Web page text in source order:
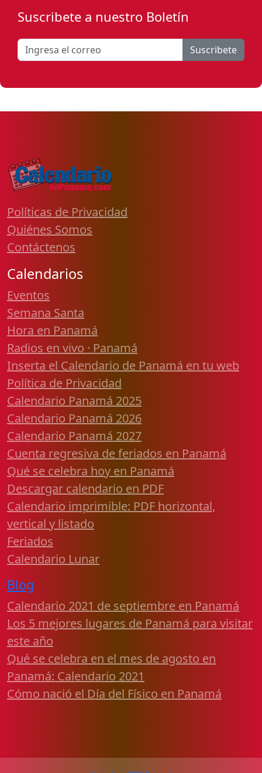
Suscribete a nuestro Boletín
Suscribete
Políticas de Privacidad
Quiénes Somos
Contáctenos
Calendarios
Eventos
Semana Santa
Hora en Panamá
Radios en vivo · Panamá
Inserta el Calendario de Panamá en tu web
Política de Privacidad
Calendario Panamá 2025
Calendario Panamá 2026
Calendario Panamá 2027
Cuenta regresiva de feriados en Panamá
Qué se celebra hoy en Panamá
Descargar calendario en PDF
Calendario imprimible: PDF horizontal,
vertical y listado
Feriados
Calendario Lunar
Blog
Calendario 2021 de septiembre en Panamá
Los 5 mejores lugares de Panamá para visitar
este año
Qué se celebra en el mes de agosto en
Panamá: Calendario 2021
Cómo nació el Día del Físico en Panamá